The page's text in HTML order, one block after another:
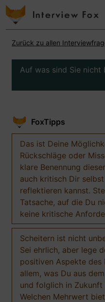
Zurück zu allen
Auf was sind Sie nicht
FoxTipps
Das ist Deine
Rückschläge oder
klare Benennung
auch kritisch Dir
reflektieren kannst.
Tatsache, auf die Du
keine kritische
Scheitern ist nicht
Sei ehrlich, aber lege
positiven Aspekte
allem, was Du aus
und folglich in Zukunft
Welchen Mehrwert